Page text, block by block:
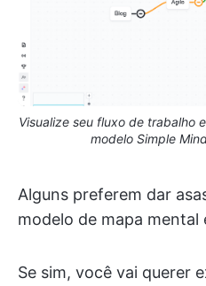
Visualize seu fluxo de trabalho
modelo Simple
Alguns preferem dar
modelo de mapa mental
Se sim, você vai querer